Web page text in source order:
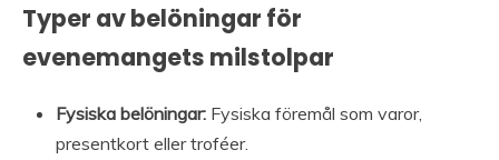
Typer av belöningar för
evenemangets milstolpar
Fysiska belöningar: Fysiska föremål som varor,
presentkort eller troféer.